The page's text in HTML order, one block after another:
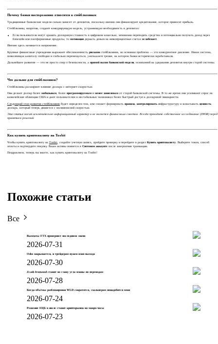
Почему банки настороженно относятся к стейблкоинам
Традиционные банковские модели сильно зависят от депозитов, поскольку именно они финансируют кредитование, которое приносит прибыль.
Стейблкоины, напротив, создают конкурирующую модель, устраняющую необходимость в депозитах:
Если пользователи могут хранить долларовую стоимость в цифровом кошельке, мгновенно переводить средства и потенциально получать доход через
блокчейн или платформенные продукты, то мотивациядержать деньги на низкопроцентных счетах ослабевает.
Именно здесь начинается напряжение.
Крупные финансовые учреждения выражают обеспокоенность рискамистейблкоинов, но основная проблема — это конкурентное давление. Новая система,
позволяющая капиталу свободно и глобально перемещаться, уменьшаеттрение, на котором банки исторически зарабатывали.
Дальнейшее развитие — это не просто спор о безопасности, а прямой вызов банковской модели, основанной на удержании депозитов внутри старой системы.
Что дальше для стейблкоинов?
Стейблкоины расширяют влияние доллара с интернет-скоростью.
Они делают доллар более мобильным, более программируемыми менее зависимымот старой банковской системы. В то же время они усиливают спрос на
казначейские облигации США и дают пользователям в нестабильных экономиках более быстрый доступ к долларовой ликвидности.
Следующий этап развития стейблкоиновбудет определен тем, ктосможет формировать правила, контролироватьинфраструктуру и захватывать ценность
доллара, который теперь движется с молниеносной скоростью.
Эта статья носит исключительно информационный характер и не является финансовым советом. Всегда проводите собственное исследование (DYOR) перед
принятием решений.
Как купить криптовалюту на Toobit
Чтобы купить криптовалюту на Toobit, создайте учетную запись, пройдите проверку и перейдите в раздел Купить криптовалюту. Выберите токен, способ
оплаты и подтвердите покупку. Ваши активы появятся в Спотовом аккаунтепосле завершения транзакции.
Поздравляем, теперь вы знаете, как купить криптовалюту на Toobit!
Похожие статьи
Все
Выплаты FTX проверяют последнюю милю
2026-07-31
Odos закрывается, и трейдерам нужен план выхода
2026-07-30
Zcash Ironwood ставит во главу угла планы по переводам
2026-07-28
Когда объёмы разблокировки WLD сократятся, скальперам понадобится план
2026-07-24
Решение ЕЦБ в июле ставит крипторынок на макро-часы
2026-07-23